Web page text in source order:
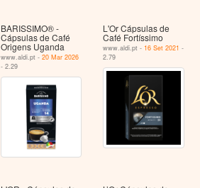
BARISSIMO® -
Cápsulas de Café
Origens Uganda
www.aldi.pt - 20 Mar 2026
- 2.29
L'Or Cápsulas de
Café Fortíssimo
www.aldi.pt - 16 Set 2021 -
2.79